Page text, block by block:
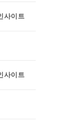
사이트
사이트